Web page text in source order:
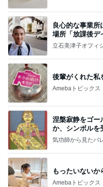
良心的な事業
場所「放課後デ
実の
立石美津子オフィ
後輩がくれた私
Amebaトピックス
涅槃寂静をゴー
か、シンボルを
ことが
気功師から見たバ
もったいないか
Amebaトピックス